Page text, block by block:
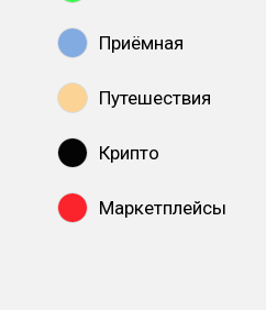
Приёмная
Путешествия
Крипто
Маркетплейсы